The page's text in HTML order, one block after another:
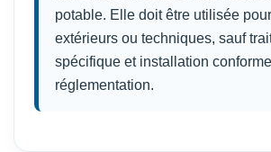
potable. Elle doit être utilisée
extérieurs ou techniques, sauf
spécifique et installation
réglementation.